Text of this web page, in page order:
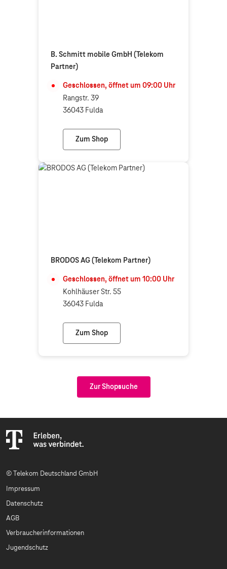
B. Schmitt mobile GmbH (Telekom
Partner)
Geschlossen, öffnet um 09:00 Uhr
Rangstr. 39
36043 Fulda
Zum Shop
B. Schmitt mobile GmbH (Telekom
BRODOS AG (Telekom Partner)
Geschlossen, öffnet um 10:00 Uhr
Kohlhäuser Str. 55
36043 Fulda
Zum Shop
BRODOS AG (Telekom Partner)
Zur Shopsuche
© Telekom Deutschland GmbH
Impressum
Datenschutz
AGB
Verbraucherinformationen
Jugendschutz